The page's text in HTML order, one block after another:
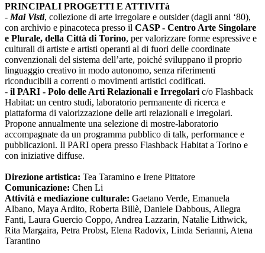
PRINCIPALI PROGETTI E ATTIVITà
- Mai Visti, collezione di arte irregolare e outsider (dagli anni ‘80),
con archivio e pinacoteca presso il CASP - Centro Arte Singolare
e Plurale, della Città di Torino, per valorizzare forme espressive e
culturali di artiste e artisti operanti al di fuori delle coordinate
convenzionali del sistema dell’arte, poiché sviluppano il proprio
linguaggio creativo in modo autonomo, senza riferimenti
riconducibili a correnti o movimenti artistici codificati.
- il PARI - Polo delle Arti Relazionali e Irregolari c/o Flashback
Habitat: un centro studi, laboratorio permanente di ricerca e
piattaforma di valorizzazione delle arti relazionali e irregolari.
Propone annualmente una selezione di mostre-laboratorio
accompagnate da un programma pubblico di talk, performance e
pubblicazioni. Il PARI opera presso Flashback Habitat a Torino e
con iniziative diffuse.
Direzione artistica: Tea Taramino e Irene Pittatore
Comunicazione: Chen Li
Attività e mediazione culturale: Gaetano Verde, Emanuela
Albano, Maya Ardito, Roberta Billè, Daniele Dabbous, Allegra
Fanti, Laura Guercio Coppo, Andrea Lazzarin, Natalie Lithwick,
Rita Margaira, Petra Probst, Elena Radovix, Linda Serianni, Atena
Tarantino